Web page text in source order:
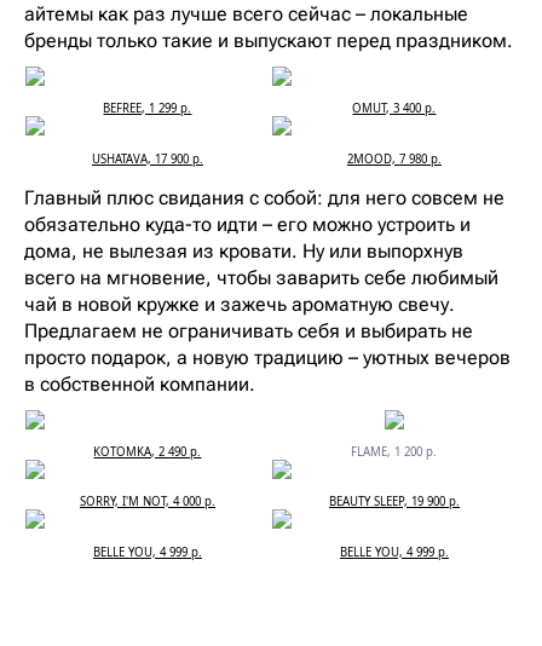
айтемы как раз лучше всего сейчас – локальные
бренды только такие и выпускают перед праздником.
BEFREE, 1 299 р. OMUT, 3 400 р.
USHATAVA, 17 900 р. 2MOOD, 7 980 р.
Главный плюс свидания с собой: для него совсем не
обязательно куда-то идти – его можно устроить и
дома, не вылезая из кровати. Ну или выпорхнув
всего на мгновение, чтобы заварить себе любимый
чай в новой кружке и зажечь ароматную свечу.
Предлагаем не ограничивать себя и выбирать не
просто подарок, а новую традицию – уютных вечеров
в собственной компании.
KOTOMKA, 2 490 р. FLAME, 1 200 р.
SORRY, I'M NOT, 4 000 р. BEAUTY SLEEP, 19 900 р.
BELLE YOU, 4 999 р. BELLE YOU, 4 999 р.